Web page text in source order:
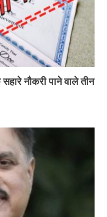
नौकरी पाने वाले तीन